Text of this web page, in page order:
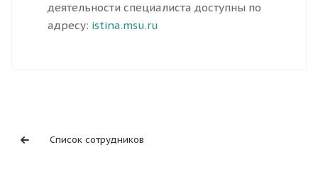
деятельности специалиста доступны по
адресу: istina.msu.ru
Список сотрудников